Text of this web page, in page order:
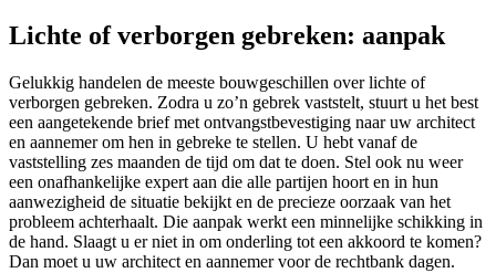
Lichte of verborgen gebreken: aanpak
Gelukkig handelen de meeste bouwgeschillen over lichte of
verborgen gebreken. Zodra u zo’n gebrek vaststelt, stuurt u het best
een aangetekende brief met ontvangstbevestiging naar uw architect
en aannemer om hen in gebreke te stellen. U hebt vanaf de
vaststelling zes maanden de tijd om dat te doen. Stel ook nu weer
een onafhankelijke expert aan die alle partijen hoort en in hun
aanwezigheid de situatie bekijkt en de precieze oorzaak van het
probleem achterhaalt. Die aanpak werkt een minnelijke schikking in
de hand. Slaagt u er niet in om onderling tot een akkoord te komen?
Dan moet u uw architect en aannemer voor de rechtbank dagen.